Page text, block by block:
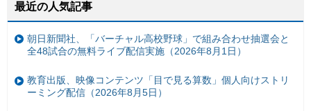
最近の人気記事
朝日新聞社、「バーチャル高校野球」で組み合わせ抽選会と
全48試合の無料ライブ配信実施（2026年8月1日）
教育出版、映像コンテンツ「目で見る算数」個人向けストリ
ーミング配信（2026年8月5日）